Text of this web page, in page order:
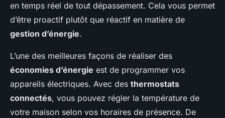
en temps réel de tout dépassement. Cela vous permet
d’être proactif plutôt que réactif en matière de
gestion d’énergie.
L’une des meilleures façons de réaliser des
économies d’énergie est de programmer vos
appareils électriques. Avec des thermostats
connectés, vous pouvez régler la température de
votre maison selon vos horaires de présence. De